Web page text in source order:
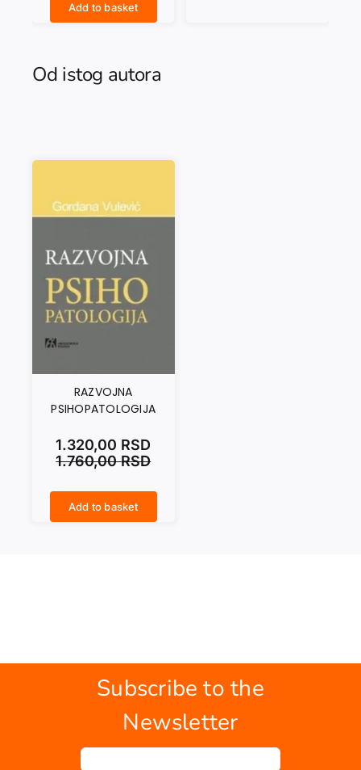
Add to basket
Od istog autora
RAZVOJNA
PSIHOPATOLOGIJA
1.760,00RSD
1.320,00 RSD
Add to basket
Subscribe to the
Newsletter